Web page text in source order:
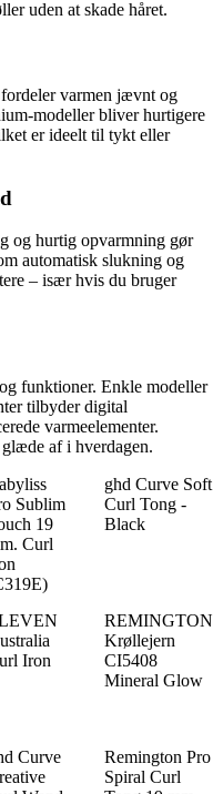
uden at skade håret.
varmen jævnt og
modeller bliver hurtigere
er ideelt til tykt eller
og hurtig opvarmning gør
automatisk slukning og
– især hvis du bruger
funktioner. Enkle modeller
tilbyder digital
varmeelementer.
af i hverdagen.
Sublim
19
Curl
ghd Curve Soft
Curl Tong -
Black
Iron
REMINGTON
Krøllejern
CI5408
Mineral Glow
Curve
Remington Pro
Spiral Curl